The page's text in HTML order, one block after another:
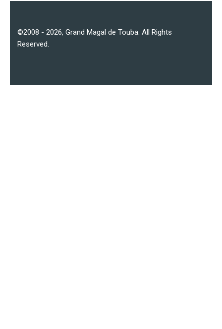
©2008 - 2026, Grand Magal de Touba . All Rights
Reserved.